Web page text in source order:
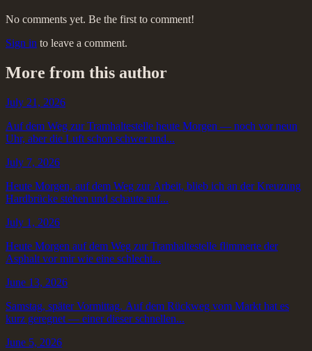
No comments yet. Be the first to comment!
Sign in to leave a comment.
More from this author
July 21, 2026
Auf dem Weg zur Tramhaltestelle heute Morgen — noch vor neun
Uhr, aber die Luft schon schwer und...
July 7, 2026
Heute Morgen, auf dem Weg zur Arbeit, blieb ich an der Kreuzung
Hardbrücke stehen und schaute auf...
July 1, 2026
Heute Morgen auf dem Weg zur Tramhaltestelle flimmerte der
Asphalt vor mir wie eine schlecht...
June 13, 2026
Samstag, später Vormittag. Auf dem Rückweg vom Markt hat es
kurz geregnet — einer dieser schnellen...
June 5, 2026